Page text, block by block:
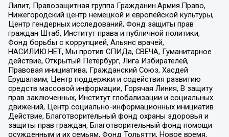
Лилит, Правозащитная группа Гражданин.Армия.Право,
Нижегородский центр немецкой и европейской культуры,
Центр гендерных исследований, Фонд защиты прав
граждан Штаб, Институт права и публичной политики,
Фонд борьбы с коррупцией, Альянс врачей,
НАСИЛИЮ.НЕТ, Мы против СПИДа, СВЕЧА, Гуманитарное
действие, Открытый Петербург, Лига Избирателей,
Правовая инициатива, Гражданский Союз, Хасдей
Ерушалаим, Центр поддержки и содействия развитию
средств массовой информации, Горячая Линия, В защиту
прав заключенных, Институт глобализации и социальных
движений, Центр социально-информационных инициатив
Действие, Благотворительный фонд охраны здоровья и
защиты прав граждан, Благотворительный фонд помощи
осужденным и их семьям, Фонд Тольятти, Новое время,